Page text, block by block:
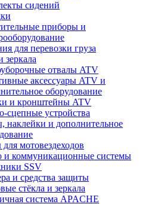
сидений
приборы и
для перевозки груза
зеркала
отвалы ATV
аксессуары ATV и
оборудование
и кронштейны ATV
сцепные устройства
наклейки и дополнительное
мотовездеходов
и коммуникационные системы
SSV
и средства защиты
стёкла и зеркала
система APACHE